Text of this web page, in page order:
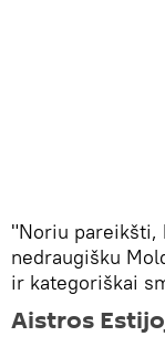
"Noriu pareikšti,
nedraugišku
ir kategoriškai
Aistros